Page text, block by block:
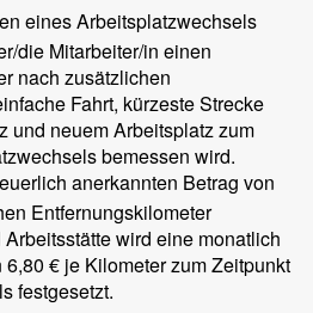
eines Arbeitsplatzwechsels
die Mitarbeiter/in einen
nach zusätzlichen
Fahrt, kürzeste Strecke
und neuem Arbeitsplatz zum
bemessen wird.
anerkannten Betrag von
Entfernungskilometer
wird eine monatlich
€ je Kilometer zum Zeitpunkt
festgesetzt.